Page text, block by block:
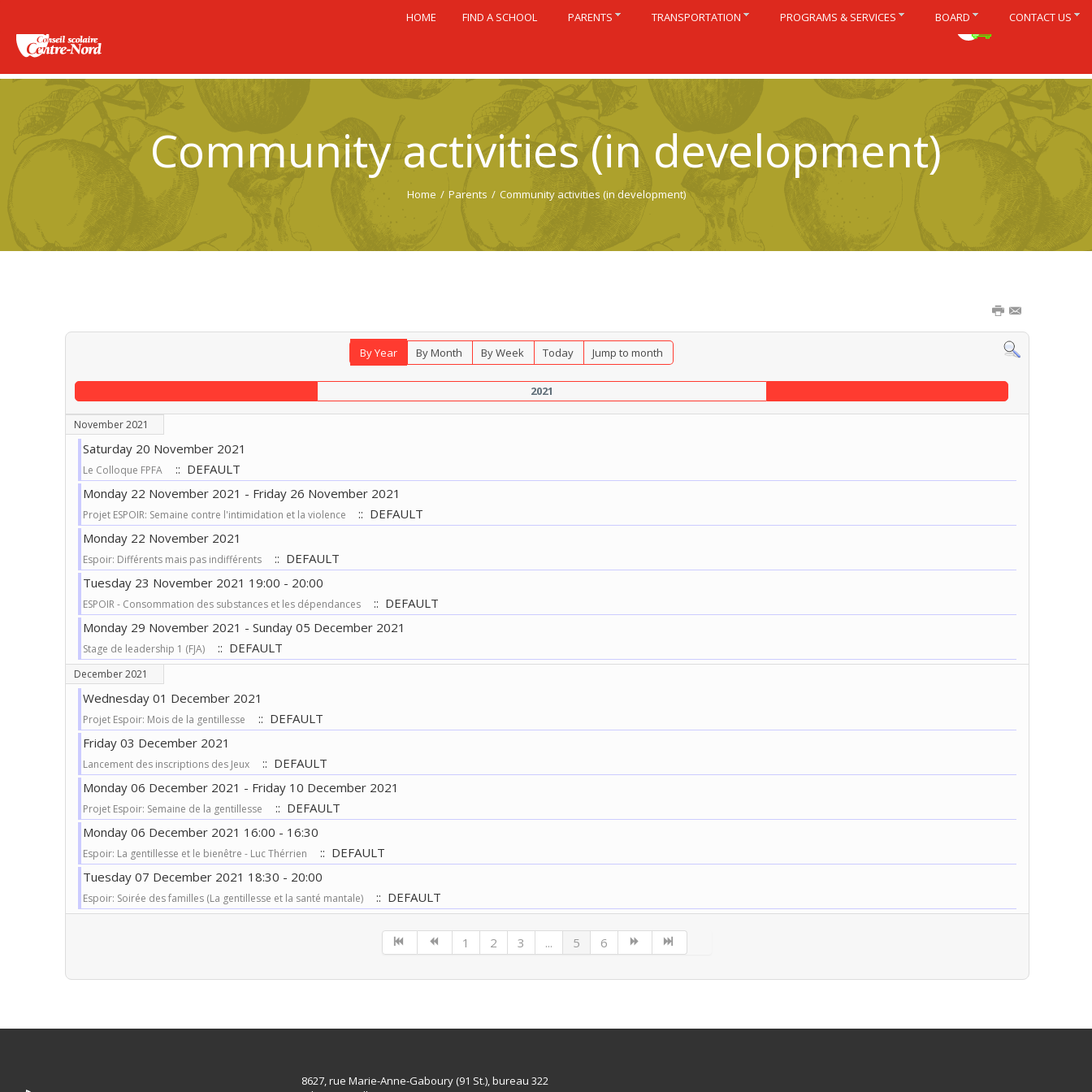
Community activities (in development)
Home / Parents / Community activities (in development)
By Year By Month By Week Today Jump to month
2021
November 2021
Saturday 20 November 2021
Le Colloque FPFA
:: DEFAULT
Monday 22 November 2021 - Friday 26 November 2021
Projet ESPOIR: Semaine contre l'intimidation et la violence
:: DEFAULT
Monday 22 November 2021
Espoir: Différents mais pas indifférents
:: DEFAULT
Tuesday 23 November 2021 19:00 - 20:00
ESPOIR - Consommation des substances et les dépendances
:: DEFAULT
Monday 29 November 2021 - Sunday 05 December 2021
Stage de leadership 1 (FJA) :: DEFAULT
December 2021
Wednesday 01 December 2021
Projet Espoir: Mois de la gentillesse
:: DEFAULT
Friday 03 December 2021
Lancement des inscriptions des Jeux
:: DEFAULT
Monday 06 December 2021 - Friday 10 December 2021
Projet Espoir: Semaine de la gentillesse
:: DEFAULT
Monday 06 December 2021 16:00 - 16:30
Espoir: La gentillesse et le bienêtre - Luc Thérrien
:: DEFAULT
Tuesday 07 December 2021 18:30 - 20:00
Espoir: Soirée des familles (La gentillesse et la santé mantale) :: DEFAULT
1 2 3 ... 5 6
HOME FIND A SCHOOL PARENTS TRANSPORTATION PROGRAMS & SERVICES BOARD CONTACT US
8627, rue Marie-Anne-Gaboury (91 St.), bureau 322